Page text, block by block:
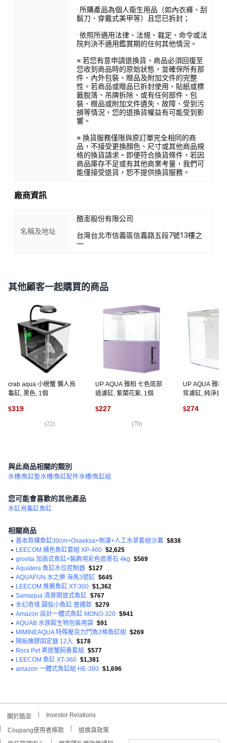
· 所購產品為個人衛生用品（如內衣褲、刮
鬍刀、穿戴式美甲等）且您已拆封；
· 依照所適用法律、法規、裁定、命令或法
院判決不適用鑑賞期的任何其他情況。
※ 若您有意申請退換貨，商品必須回復至
您收到商品時的原始狀態，並確保所有部
件、內外包裝、贈品及附加文件的完整
性。若商品或贈品已拆封使用、貼紙或標
籤脫落、吊牌拆除、或有任何部件、包
裝、贈品或附加文件遺失、故障、受到污
損等情況，您的退換貨權益有可能受到影
響。
※ 換貨服務僅限與原訂單完全相同的商
品，不接受更換顏色、尺寸或其他商品規
格的換貨請求。即便符合換貨條件，若因
商品庫存不足或有其他商業考量，我們可
能僅接受退貨，恕不提供換貨服務。
廠商資訊
名稱及地址
酷澎股份有限公司
台灣台北市信義區信義路五段7號13樓之
一
其他顧客一起購買的商品
crab aqua 小螃蟹 懶人烏
龜缸, 黑色, 1個
$319
(22)
UP AQUA 雅柏 七色底部
過濾缸, 紫蘭花紫, 1個
$227
(70)
UP AQUA 雅柏
背濾缸, 純淨白,
$274
與此商品相關的類別
水槽/魚缸墊水槽/魚缸配件水槽/魚缸組
您可能會喜歡的其他產品
水缸烏龜缸魚缸
相關商品
• 基本款裸魚缸30cm+Osaeksa+側濾+人工水草套組沙灘 $838
• LEECOM 赭色魚缸套組 XP-460 $2,625
• grovita 加高式魚缸+裝飾用彩色造景石 4kg $569
• Aquatera 魚缸水位控制器 $127
• AQUAFUN 水之樂 海馬3號缸 $645
• LEECOM 推薦魚缸 XT-300 $1,362
• Samaqua 清景開放式魚缸 $767
• 水幻奇境 圓弧小魚缸 普通款 $279
• Amazon 設計一體式魚缸 MONO-320 $941
• AQUAB 水族館生物包裝用袋 $91
• MIMINEAQUA 特殊壓克力鬥魚2格魚缸組
$269
• 隔板橡膠固定器 12入 $178
• Rora Pet 寄居蟹飼養套組
$577
• LEECOM 魚缸 XT-360 $1,381
• amazon 一體式魚缸組 HE-380 $1,696
關於酷澎 Investor Relations
Coupang使用者條款
退換貨政策